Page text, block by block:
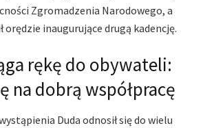
Zgromadzenia Narodowego, a
orędzie inaugurujące drugą kadencję.
rękę do obywateli:
na dobrą współpracę
Duda odnosił się do wielu